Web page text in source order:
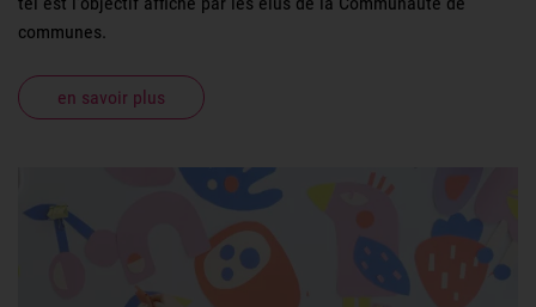
communes.
en savoir plus